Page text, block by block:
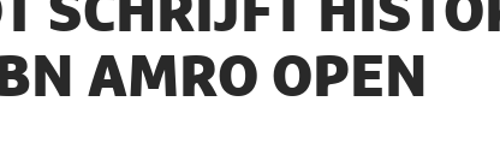
SCHRIJFT
AMRO OPEN